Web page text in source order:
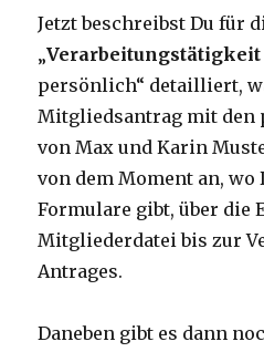
Jetzt beschreibst Du für
„Verarbeitungstätigkeit
persönlich“ detailliert,
Mitgliedsantrag mit den
von Max und Karin
von dem Moment an, wo
Formulare gibt, über die
Mitgliederdatei bis zur
Antrages.
Daneben gibt es dann